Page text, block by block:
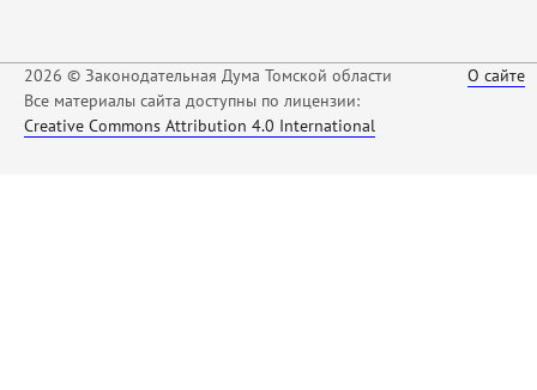
2026 © Законодательная Дума Томской области
Все материалы сайта доступны по лицензии:
Creative Commons Attribution 4.0 International
О сайте